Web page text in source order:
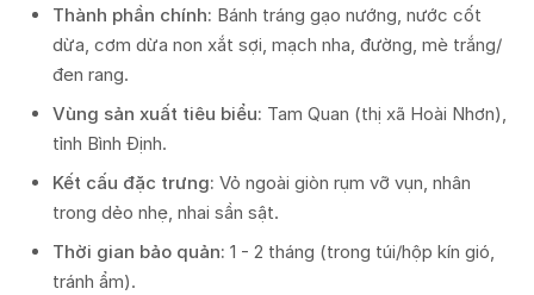
Thành phần chính: Bánh tráng gạo nướng, nước cốt
dừa, cơm dừa non xắt sợi, mạch nha, đường, mè trắng/
đen rang.
Vùng sản xuất tiêu biểu: Tam Quan (thị xã Hoài Nhơn),
tỉnh Bình Định.
Kết cấu đặc trưng: Vỏ ngoài giòn rụm vỡ vụn, nhân
trong dẻo nhẹ, nhai sần sật.
Thời gian bảo quản: 1 - 2 tháng (trong túi/hộp kín gió,
tránh ẩm).